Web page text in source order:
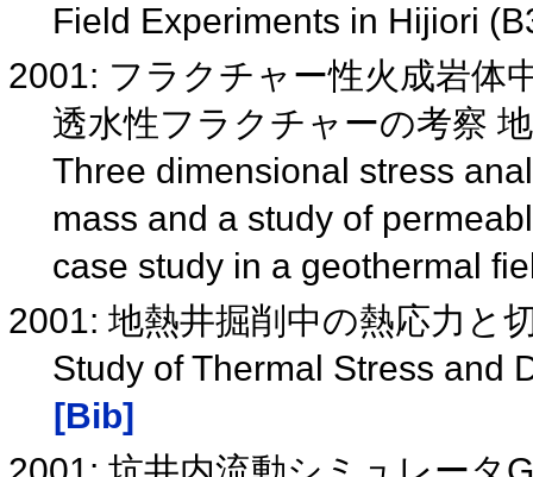
Field Experiments in Hijiori
2001: フラクチャー性火成岩体
透水性フラクチャーの考察
Three dimensional stress
mass and a study of
case study in a geothermal
2001: 地熱井掘削中の熱応力と
Study of Thermal Stress and
[Bib]